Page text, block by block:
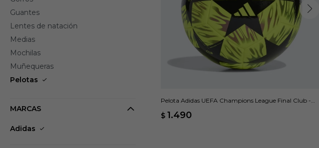
Pelota Adidas UEFA Champions League Final Club -
$ 1.490
Guantes
Lentes de natación
Medias
Mochilas
Muñequeras
Pelotas
MARCAS
Adidas